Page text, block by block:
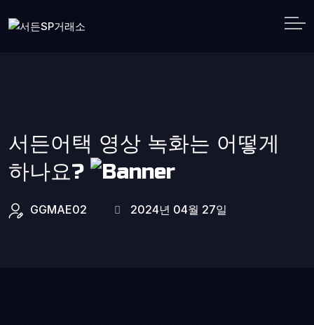
서든어택 영상 녹화는 어떻게
하나요?
GGMAE02 2024년 04월 27일